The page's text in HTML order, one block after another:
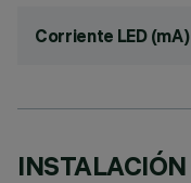
Corriente LED (mA)
INSTALACIÓN